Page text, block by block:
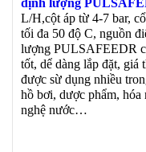
định lượng
L/H,cột áp từ 4-7 bar,
tối đa 50 độ C, nguồn
lượng PULSAFEEDR
tốt, dể dàng lắp đặt, giá
được sừ dụng nhiều
hồ bơi, dược phẩm,
nghệ nước…